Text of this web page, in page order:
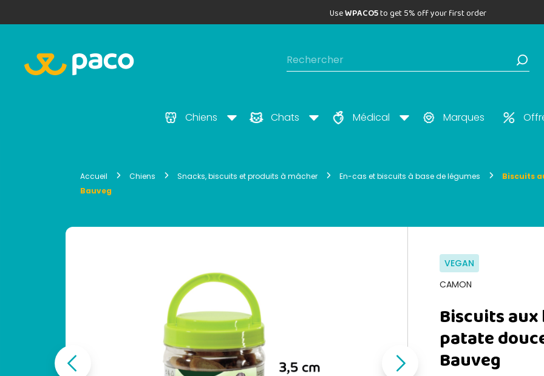
UseWPACO5to get 5% off your first order
Chiens Chats Médical Marques
Accueil Chiens Snacks, biscuits et produits à mâcher En-cas et biscuits à base de légumes
Biscuits
Bauveg
VEGAN
CAMON
Biscuits
patate
Bauveg